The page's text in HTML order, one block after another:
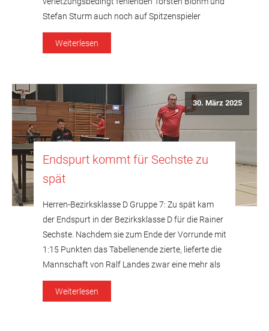
Stefan Sturm auch noch auf Spitzenspieler
Martin Reisner verzichten musste, der gleichzeitig
in der Dritten aushalf, gelang dem Team ein
Weiterlesen
30. März 2025
Endspurt kommt für Sechste zu
spät
Herren-Bezirksklasse D Gruppe 7: Zu spät kam
der Endspurt in der Bezirksklasse D für die Rainer
Sechste. Nachdem sie zum Ende der Vorrunde mit
1:15 Punkten das Tabellenende zierte, lieferte die
Mannschaft von Ralf Landes zwar eine mehr als
ordentliche Rückrunde mit 8:8 Punkten ab, am
Ende reichte das aber nicht mehr, um noch auf […]
Weiterlesen